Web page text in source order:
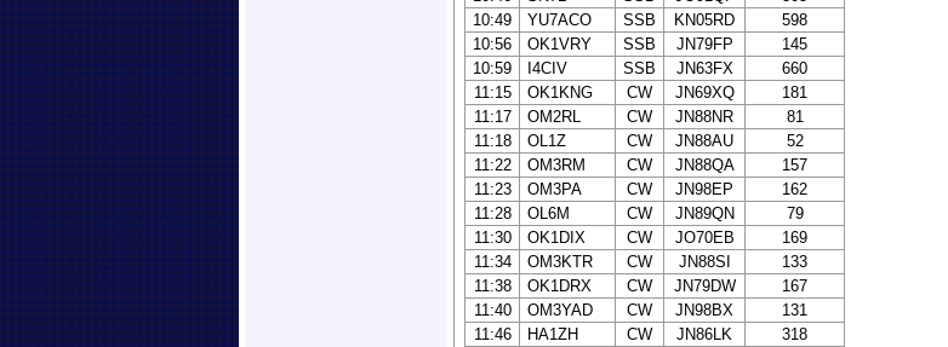
10:49
YU7ACO SSB KN05RD
598
10:56
OK1VRY SSB JN79FP
145
10:59
I4CIV SSB JN63FX
660
11:15
OK1KNG CW JN69XQ
181
11:17
OM2RL CW JN88NR
81
11:18
OL1Z CW JN88AU
52
11:22
OM3RM CW JN88QA
157
11:23
OM3PA CW JN98EP
162
11:28
OL6M CW JN89QN
79
11:30
OK1DIX CW JO70EB
169
11:34
OM3KTR CW JN88SI
133
11:38
OK1DRX CW JN79DW
167
11:40
OM3YAD CW JN98BX
131
11:46
HA1ZH CW JN86LK
318